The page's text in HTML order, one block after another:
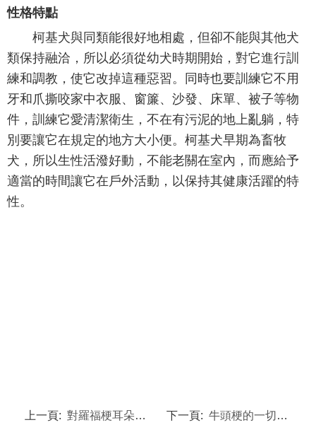
性格特點
柯基犬與同類能很好地相處，但卻不能與其他犬
類保持融洽，所以必須從幼犬時期開始，對它進行訓
練和調教，使它改掉這種惡習。同時也要訓練它不用
牙和爪撕咬家中衣服、窗簾、沙發、床單、被子等物
件，訓練它愛清潔衛生，不在有污泥的地上亂躺，特
別要讓它在規定的地方大小便。柯基犬早期為畜牧
犬，所以生性活潑好動，不能老關在室內，而應給予
適當的時間讓它在戶外活動，以保持其健康活躍的特
性。
上一頁: 對羅福梗耳朵護理的要訣 下一頁: 牛頭梗的一切習性，性格介紹